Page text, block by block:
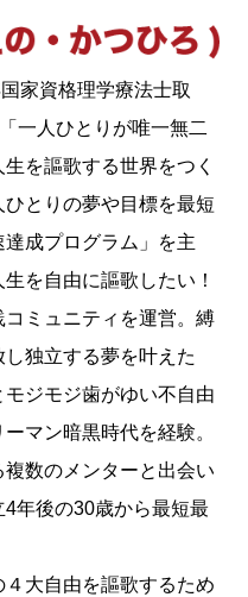
家資格理学療法士取
一人ひとりが唯一無二
を謳歌する世界をつく
とりの夢や目標を最短
成プログラム」を主
を自由に謳歌したい！
ミュニティを運営。縛
独立する夢を叶えた
ジモジ歯がゆい不自由
マン暗黒時代を経験。
数のメンターと出会い
年後の30歳から最短最
大自由を謳歌するため